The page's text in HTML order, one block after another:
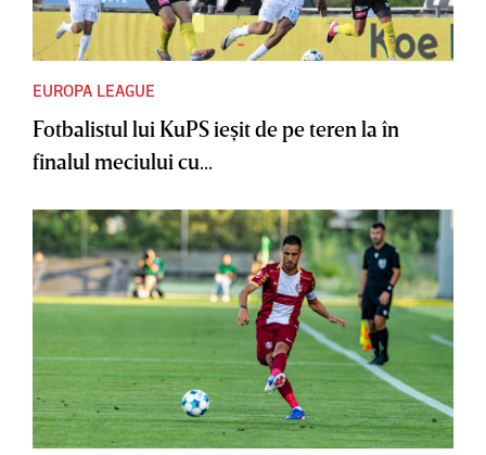
EUROPA LEAGUE
Fotbalistul lui KuPS ieşit de pe teren la în
finalul meciului cu...